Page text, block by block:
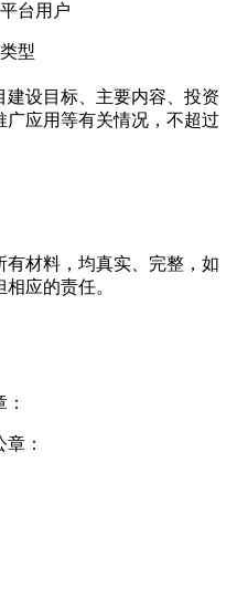
平台用户
类型
建设目标、主要内容、投资
广应用等有关情况，不超过
有材料，均真实、完整，如
应的责任。
：